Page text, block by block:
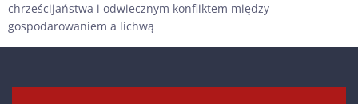
chrześcijaństwa i odwiecznym konfliktem między
gospodarowaniem a lichwą